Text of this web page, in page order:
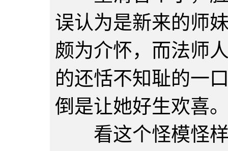
误认为是新来的师
颇为介怀，而法师
的还恬不知耻的一
倒是让她好生欢喜
看这个怪模怪样